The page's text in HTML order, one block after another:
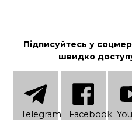
Підписуйтесь у
швидко
Telеgram Facebook